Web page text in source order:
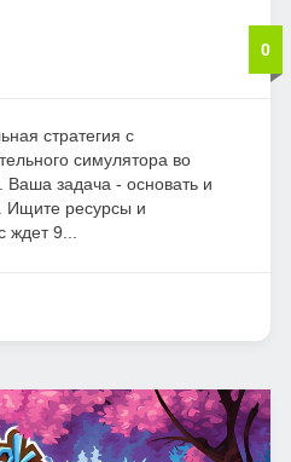
0
стратегия с
симулятора во
Ваша задача - основать и
Ищите ресурсы и
ждет 9...